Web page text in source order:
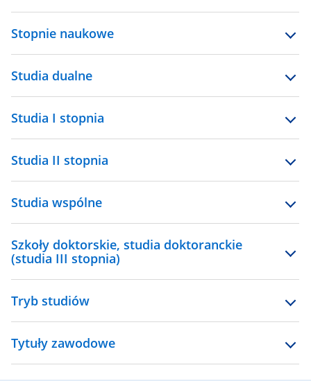
Stopnie naukowe
Studia dualne
Studia I stopnia
Studia II stopnia
Studia wspólne
Szkoły doktorskie, studia doktoranckie
(studia III stopnia)
Tryb studiów
Tytuły zawodowe